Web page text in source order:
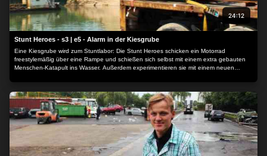
24:12
Stunt Heroes - s3 | e5 - Alarm in der Kiesgrube
Eine Kiesgrube wird zum Stuntlabor: Die Stunt Heroes schicken ein Motorrad
freestylemäßig über eine Rampe und schießen sich selbst mit einem extra gebauten
Menschen-Katapult ins Wasser. Außerdem experimentieren sie mit einem neuen
überschlagen. Den Job als Fahrerin übernimmt Stuntfrau Tina!